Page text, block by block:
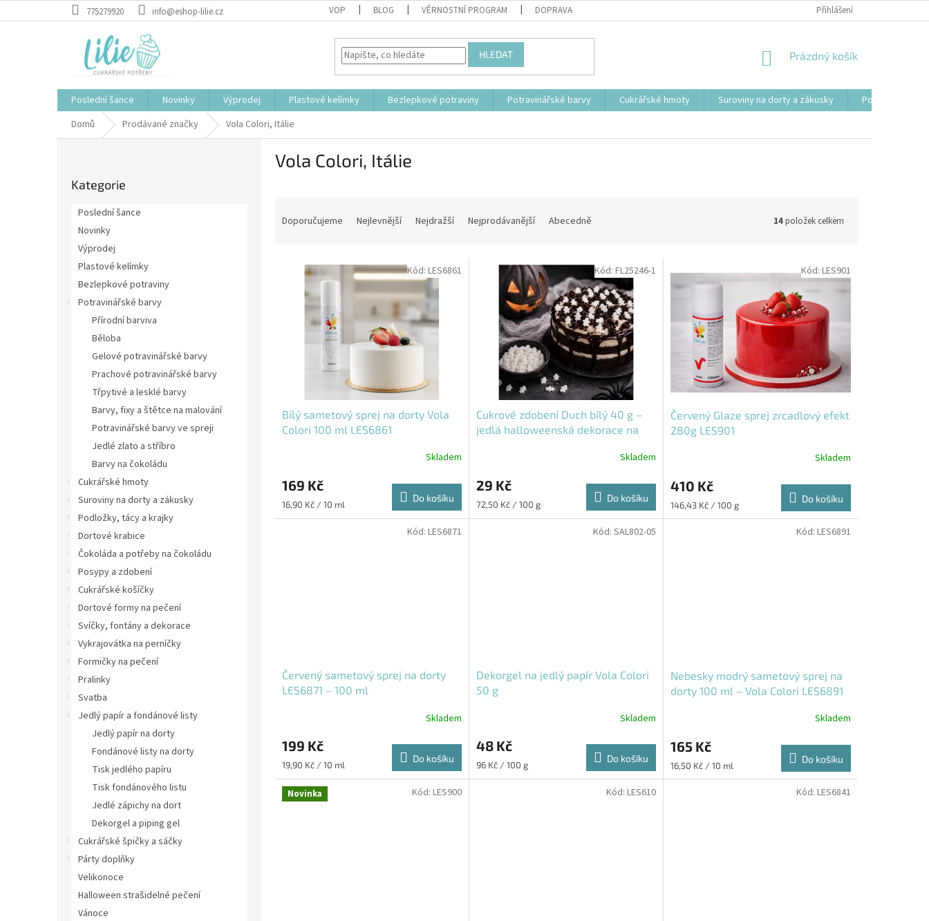
na
775279920 info@eshop-lilie.cz VOP BLOG VĚRNOSTNÍ PROGRAM DOPRAVA Přihlášení
HLEDAT
NÁKUPNÍ
Prázdný košík
Poslední šance Novinky Výprodej Plastové kelímky Bezlepkové potraviny Potravinářské barvy Cukrářské hmoty Suroviny na dorty a zákusky
Podložky, tácy
Domů
Prodávané značky Vola Colori, Itálie
kategorie
Kategorie
Poslední šance
Novinky
Výprodej
Plastové kelímky
Bezlepkové potraviny
Potravinářské barvy
Přírodní barviva
Běloba
Gelové potravinářské barvy
Prachové potravinářské barvy
Třpytivé a lesklé barvy
Barvy, fixy a štětce na malování
Potravinářské barvy ve spreji
Jedlé zlato a stříbro
Barvy na čokoládu
Cukrářské hmoty
Suroviny na dorty a zákusky
Podložky, tácy a krajky
Dortové krabice
Čokoláda a potřeby na čokoládu
Posypy a zdobení
Cukrářské košíčky
Dortové formy na pečení
Svíčky, fontány a dekorace
Vykrajovátka na perníčky
Formičky na pečení
Pralinky
Svatba
Jedlý papír a fondánové listy
Jedlý papír na dorty
Fondánové listy na dorty
Tisk jedlého papíru
Tisk fondánového listu
Jedlé zápichy na dort
Dekorgel a piping gel
Cukrářské špičky a sáčky
Párty doplňky
Velikonoce
Halloween strašidelné pečení
Vánoce
Vola Colori, Itálie
Doporučujeme Nejlevnější Nejdražší Nejprodávanější Abecedně 14položek celkem
Bílý sametový sprej na dorty Vola
Colori 100 ml LES6861
Skladem
169 Kč
Měrná
16,90 Kč / 10 ml
Do košíku
Kód: LES6861
Cukrové zdobení Duch bílý 40 g –
jedlá halloweenská dekorace na
Skladem
29 Kč
Měrná
72,50 Kč / 100 g
Do košíku
Kód: FL25246-1
Červený Glaze sprej zrcadlový efekt
280g LES901
Skladem
410 Kč
Měrná
cena:
146,43 Kč / 100 g
Do košíku
Kód: LES901
Červený sametový sprej na dorty
LES6871 – 100 ml
Skladem
199 Kč
Měrná
19,90 Kč / 10 ml
Do košíku
Kód: LES6871
Dekorgel na jedlý papír Vola Colori
50 g
Skladem
48 Kč
Měrná
96 Kč / 100 g
Do košíku
Kód: SAL802-05
Nebesky modrý sametový sprej na
dorty 100 ml – Vola Colori LES6891
Skladem
165 Kč
Měrná
cena:
16,50 Kč / 10 ml
Do košíku
Kód: LES6891
Novinka Kód: LES900 Kód: LES610 Kód: LES6841